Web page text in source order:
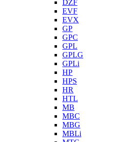
DZF
EVF
EVX
GP
GPC
GPL
GPLG
GPLi
HP
HPS
HR
HTL
MB
MBC
MBG
MBLi